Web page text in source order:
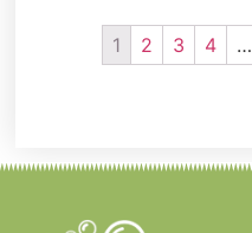
1 2 3 4 …